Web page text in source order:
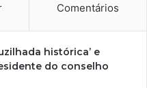
Comentários
histórica’ e
do conselho